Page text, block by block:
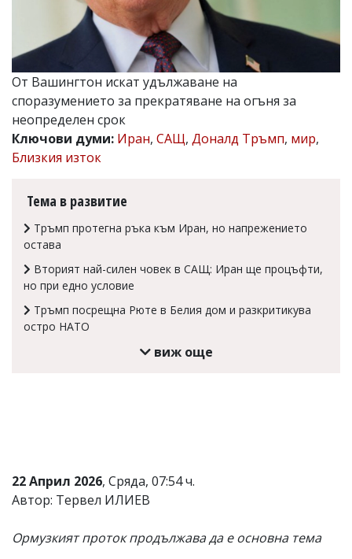
k.kassabova@flagman.bg
редактор:
Иван
Колев,
email:
Коментарите
под
въвеждат
читателите
носи
тях!
От Вашингтон искат удължаване на
споразумението за прекратяване на огъня за
неопределен срок
Ключови думи: Иран, САЩ, Доналд Тръмп, мир,
Близкия изток
Тема в развитие
Тръмп протегна ръка към Иран, но напрежението
остава
Вторият най-силен човек в САЩ: Иран ще процъфти,
но при едно условие
Тръмп посрещна Рюте в Белия дом и разкритикува
остро НАТО
виж още
22 Април 2026, Сряда, 07:54 ч.
Автор: Тервел ИЛИЕВ
Ормузкият проток продължава да е основна тема